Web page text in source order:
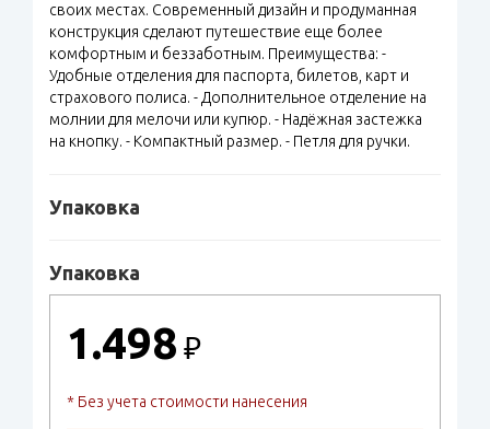
своих местах. Современный дизайн и продуманная
конструкция сделают путешествие еще более
комфортным и беззаботным. Преимущества: -
Удобные отделения для паспорта, билетов, карт и
страхового полиса. - Дополнительное отделение на
молнии для мелочи или купюр. - Надёжная застежка
на кнопку. - Компактный размер. - Петля для ручки.
Упаковка
Упаковка
1.498 ₽
* Без учета стоимости нанесения